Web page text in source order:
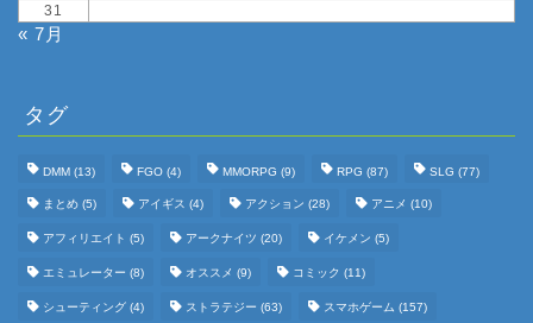
31
« 7月
タグ
DMM (13) FGO (4) MMORPG (9) RPG (87) SLG (77)
まとめ (5) アイギス (4) アクション (28) アニメ (10)
アフィリエイト (5) アークナイツ (20) イケメン (5)
エミュレーター (8) オススメ (9) コミック (11)
シューティング (4) ストラテジー (63) スマホゲーム (157)